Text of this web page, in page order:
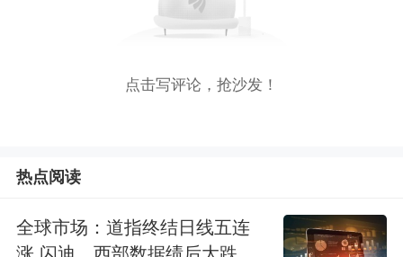
点击写评论，抢沙发！
热点阅读
全球市场：道指终结日线五连